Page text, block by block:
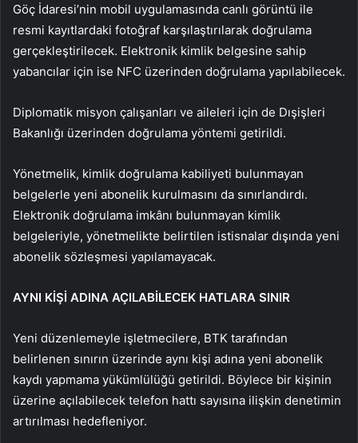
Göç İdaresi’nin mobil uygulamasında canlı görüntü ile
resmi kayıtlardaki fotoğraf karşılaştırılarak doğrulama
gerçekleştirilecek. Elektronik kimlik belgesine sahip
yabancılar için ise NFC üzerinden doğrulama yapılabilecek.
Diplomatik misyon çalışanları ve aileleri için de Dışişleri
Bakanlığı üzerinden doğrulama yöntemi getirildi.
Yönetmelik, kimlik doğrulama kabiliyeti bulunmayan
belgelerle yeni abonelik kurulmasını da sınırlandırdı.
Elektronik doğrulama imkânı bulunmayan kimlik
belgeleriyle, yönetmelikte belirtilen istisnalar dışında yeni
abonelik sözleşmesi yapılamayacak.
AYNI KİŞİ ADINA AÇILABİLECEK HATLARA SINIR
Yeni düzenlemeyle işletmecilere, BTK tarafından
belirlenen sınırın üzerinde aynı kişi adına yeni abonelik
kaydı yapmama yükümlülüğü getirildi. Böylece bir kişinin
üzerine açılabilecek telefon hattı sayısına ilişkin denetimin
artırılması hedefleniyor.